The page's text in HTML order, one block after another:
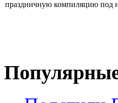
праздничную компиляцию под